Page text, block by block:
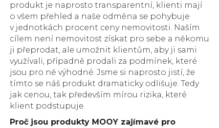
produkt je naprosto transparentní, klienti mají
o všem přehled a naše odměna se pohybuje
v jednotkách procent ceny nemovitosti. Naším
cílem není nemovitost získat pro sebe a někomu
ji přeprodat, ale umožnit klientům, aby ji sami
využívali, případně prodali za podmínek, které
jsou pro ně výhodné. Jsme si naprosto jistí, že
tímto se náš produkt dramaticky odlišuje. Tedy
jak cenou, tak především mírou rizika, které
klient podstupuje.
Proč jsou produkty MOOY zajímavé pro